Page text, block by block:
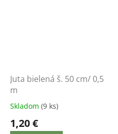
Juta bielená š. 50 cm/ 0,5
m
Skladom (9 ks)
1,20 €